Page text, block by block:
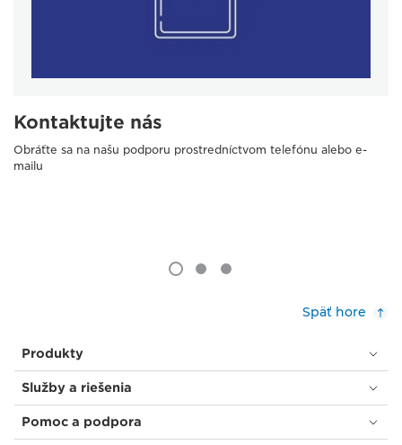
Kontaktujte nás
Obráťte sa na našu podporu prostredníctvom telefónu alebo e-
mailu
Späť hore
Produkty
Služby a riešenia
Pomoc a podpora